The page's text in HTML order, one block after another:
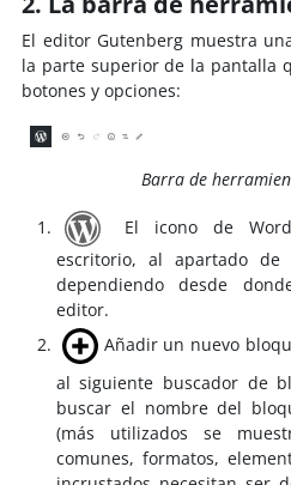
El editor Gutenberg muestra
la parte superior de la pantalla
botones y opciones:
Barra de
El icono de
escritorio, al apartado
dependiendo desde
editor.
Añadir un nuevo
al siguiente buscador de
buscar el nombre del
(más utilizados se
comunes, formatos,